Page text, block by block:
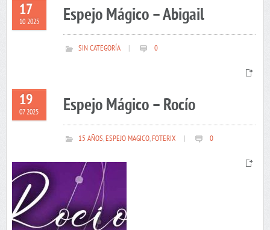
17
10 2025 Espejo Mágico – Abigail
SIN CATEGORÍA 0
19
07 2025 Espejo Mágico – Rocío
15 AÑOS,ESPEJO MAGICO,FOTERIX 0